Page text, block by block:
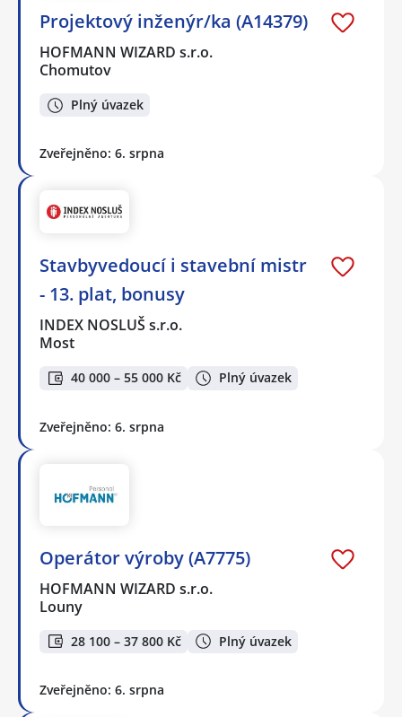
Projektový inženýr/ka (A14379)
HOFMANN WIZARD s.r.o.
Chomutov
Plný úvazek
Zveřejněno: 6. srpna
Stavbyvedoucí i stavební mistr
- 13. plat, bonusy
INDEX NOSLUŠ s.r.o.
Most
40 000 – 55 000 Kč Plný úvazek
Zveřejněno: 6. srpna
Operátor výroby (A7775)
HOFMANN WIZARD s.r.o.
Louny
28 100 – 37 800 Kč Plný úvazek
Zveřejněno: 6. srpna